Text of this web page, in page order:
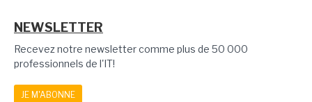
NEWSLETTER
Recevez notre newsletter comme plus de 50 000
professionnels de l'IT!
JE M'ABONNE